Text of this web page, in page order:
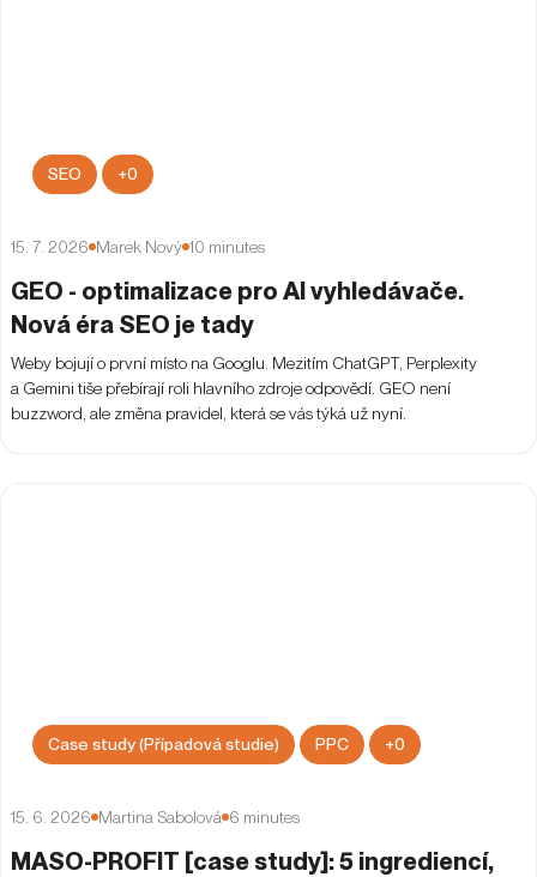
15. 7. 2026 Marek Nový 10 minutes
GEO - optimalizace pro AI vyhledávače.
Nová éra SEO je tady
Weby bojují o první místo na Googlu. Mezitím ChatGPT, Perplexity
a Gemini tiše přebírají roli hlavního zdroje odpovědí. GEO není
buzzword, ale změna pravidel, která se vás týká už nyní.
SEO +0
15. 6. 2026 Martina Sabolová 6 minutes
MASO-PROFIT [case study]: 5 ingrediencí,
Case study (Případová studie) PPC +0